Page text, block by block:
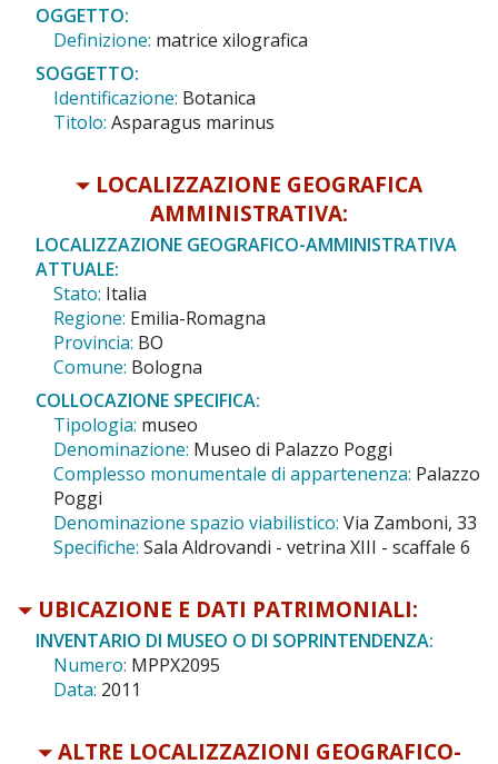
OGGETTO:
Definizione: matrice xilografica
SOGGETTO:
Identificazione: Botanica
Titolo: Asparagus marinus
LOCALIZZAZIONE GEOGRAFICA
AMMINISTRATIVA:
LOCALIZZAZIONE GEOGRAFICO-AMMINISTRATIVA
ATTUALE:
Stato: Italia
Regione: Emilia-Romagna
Provincia: BO
Comune: Bologna
COLLOCAZIONE SPECIFICA:
Tipologia: museo
Denominazione: Museo di Palazzo Poggi
Complesso monumentale di appartenenza: Palazzo
Poggi
Denominazione spazio viabilistico: Via Zamboni, 33
Specifiche: Sala Aldrovandi - vetrina XIII - scaffale 6
UBICAZIONE E DATI PATRIMONIALI:
INVENTARIO DI MUSEO O DI SOPRINTENDENZA:
Numero: MPPX2095
Data: 2011
ALTRE LOCALIZZAZIONI GEOGRAFICO-